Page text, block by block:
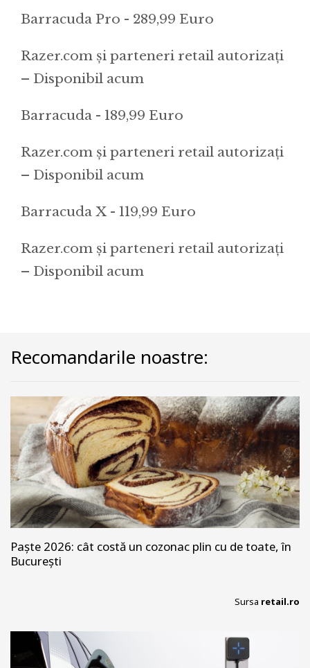
Barracuda Pro - 289,99 Euro
Razer.com și parteneri retail autorizați
– Disponibil acum
Barracuda - 189,99 Euro
Razer.com și parteneri retail autorizați
– Disponibil acum
Barracuda X - 119,99 Euro
Razer.com și parteneri retail autorizați
– Disponibil acum
Recomandarile noastre:
Paște 2026: cât costă un cozonac plin cu de toate, în
București
Sursa retail.ro